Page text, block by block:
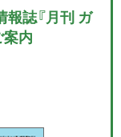
誌『月刊 ガ
内